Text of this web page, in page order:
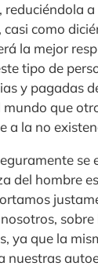
reduciéndola a
como
la mejor
tipo de
y pagadas
que
a la no
se
del hombre
ya que la
nuestras